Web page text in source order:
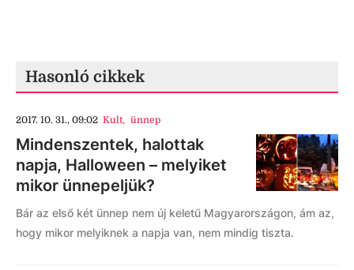
Hasonló cikkek
2017. 10. 31., 09:02 Kult, ünnep
Mindenszentek, halottak
napja, Halloween – melyiket
mikor ünnepeljük?
Bár az első két ünnep nem új keletű Magyarországon, ám az,
hogy mikor melyiknek a napja van, nem mindig tiszta.